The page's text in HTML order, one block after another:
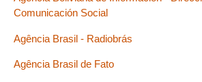
Comunicación Social
Agência Brasil - Radiobrás
Agência Brasil de Fato